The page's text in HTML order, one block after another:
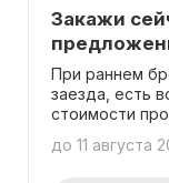
Закажи
При раннем
заезда, есть
стоимости
100%
до 11 августа